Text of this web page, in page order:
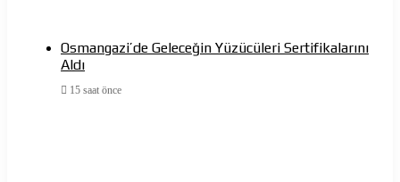
Osmangazi’de Geleceğin Yüzücüleri Sertifikalarını
Aldı
15 saat önce